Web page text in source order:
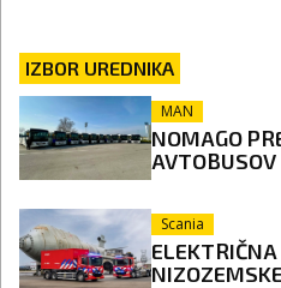
IZBOR UREDNIKA
MAN
NOMAGO
AVTOBUSOV
Scania